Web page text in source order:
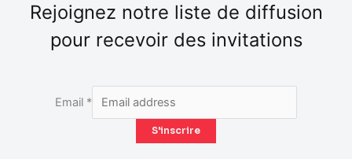
Rejoignez notre liste de diffusion
pour recevoir des invitations
Email *
S'inscrire